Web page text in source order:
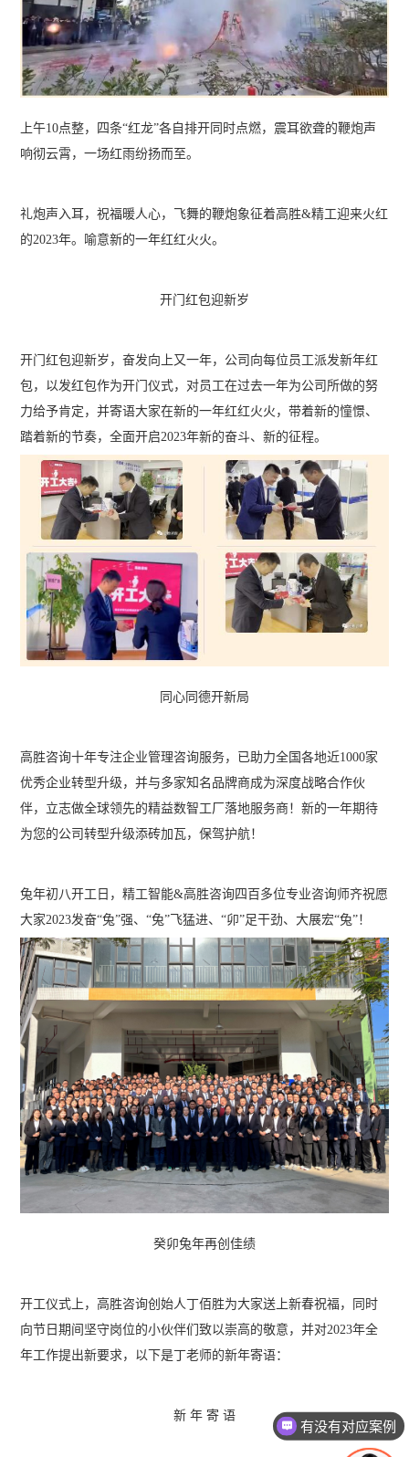
上午10点整，四条“红龙”各自排开同时点燃，震耳欲聋的鞭炮声
响彻云霄，一场红雨纷扬而至。
礼炮声入耳，祝福暖人心，飞舞的鞭炮象征着高胜&精工迎来火红
的2023年。喻意新的一年红红火火。
开门红包迎新岁
开门红包迎新岁，奋发向上又一年，公司向每位员工派发新年红
包，以发红包作为开门仪式，对员工在过去一年为公司所做的努
力给予肯定，并寄语大家在新的一年红红火火，带着新的憧憬、
踏着新的节奏，全面开启2023年新的奋斗、新的征程。
同心同德开新局
高胜咨询十年专注企业管理咨询服务，已助力全国各地近1000家
优秀企业转型升级，并与多家知名品牌商成为深度战略合作伙
伴，立志做全球领先的精益数智工厂落地服务商！新的一年期待
为您的公司转型升级添砖加瓦，保驾护航！
兔年初八开工日，精工智能&高胜咨询四百多位专业咨询师齐祝愿
大家2023发奋“兔”强、“兔”飞猛进、“卯”足干劲、大展宏“兔”！
癸卯兔年再创佳绩
开工仪式上，高胜咨询创始人丁佰胜为大家送上新春祝福，同时
向节日期间坚守岗位的小伙伴们致以崇高的敬意，并对2023年全
年工作提出新要求，以下是丁老师的新年寄语：
新 年 寄 语
老师可以上面拜访吗？